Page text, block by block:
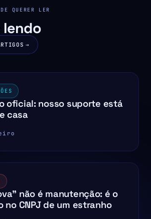
QUERER LER
→
oficial: nosso suporte está
casa
não é manutenção: é o
no CNPJ de um estranho